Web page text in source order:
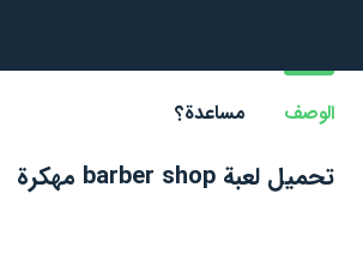
الوصف مساعدة؟
تحميل لعبة barber shop مهكرة